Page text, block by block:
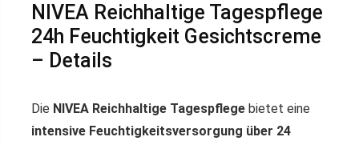
NIVEA Reichhaltige Tagespflege
24h Feuchtigkeit Gesichtscreme
– Details
Die NIVEA Reichhaltige Tagespflege bietet eine
intensive Feuchtigkeitsversorgung über 24